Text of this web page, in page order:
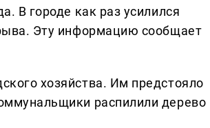
В городе как раз усилился
Эту информацию сообщает
хозяйства. Им предстояло
распилили дерево